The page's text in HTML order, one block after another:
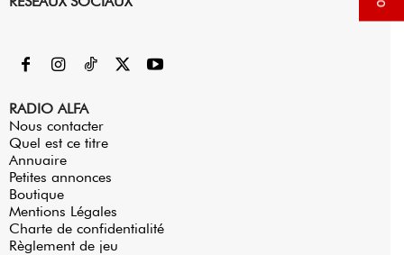
RADIO ALFA
Nous contacter
Quel est ce titre
Annuaire
Petites annonces
Boutique
Mentions Légales
Charte de confidentialité
Règlement de jeu